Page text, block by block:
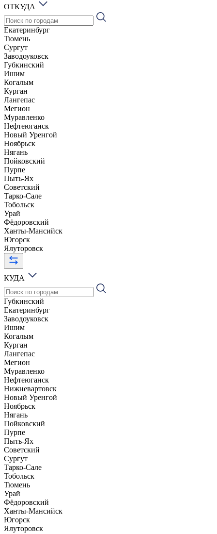
ОТКУДА
Екатеринбург
Тюмень
Сургут
Заводоуковск
Губкинский
Ишим
Когалым
Курган
Лангепас
Мегион
Муравленко
Нефтеюганск
Новый Уренгой
Ноябрьск
Нягань
Пойковский
Пурпе
Пыть-Ях
Советский
Тарко-Сале
Тобольск
Урай
Фёдоровский
Ханты-Мансийск
Югорск
Ялуторовск
КУДА
Губкинский
Екатеринбург
Заводоуковск
Ишим
Когалым
Курган
Лангепас
Мегион
Муравленко
Нефтеюганск
Нижневартовск
Новый Уренгой
Ноябрьск
Нягань
Пойковский
Пурпе
Пыть-Ях
Советский
Сургут
Тарко-Сале
Тобольск
Тюмень
Урай
Фёдоровский
Ханты-Мансийск
Югорск
Ялуторовск